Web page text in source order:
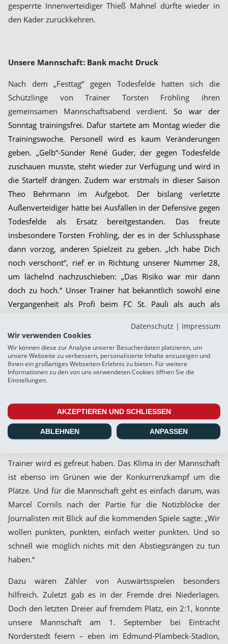
gesperrte Innenverteidiger Thieß Mahnel dürfte wieder in
den Kader zurückkehren.
Unsere Mannschaft: Bank macht Druck
Nach dem „Festtag“ gegen Todesfelde hatten sich die
Schützlinge von Trainer Torsten Fröhling ihren
gemeinsamen Mannschaftsabend verdient. So war der
Sonntag trainingsfrei. Dafür startete am Montag wieder die
Trainingswoche. Personell wird es kaum Veränderungen
geben. „Gelb“-Sünder René Guder, der gegen Todesfelde
zuschauen musste, steht wieder zur Verfügung und wird in
die Startelf drängen. Zudem war erstmals in dieser Saison
Theo Behrmann im Aufgebot. Der bislang verletzte
Außenverteidiger hätte bei Ausfällen in der Defensive gegen
Todesfelde als Ersatz bereitgestanden. Das freute
insbesondere Torsten Fröhling, der es in der Schlussphase
dann vorzog, anderen Spielzeit zu geben. „Ich habe Dich
noch verschont“, rief er in Richtung unserer Nummer 28,
um lächelnd nachzuschieben: „Das Risiko war mir dann
doch zu hoch.“ Unser Trainer hat bekanntlich sowohl eine
Vergangenheit als Profi beim FC St. Pauli als auch als
Theo Behrmann bekam demnach nicht seine ersten
Saisonminuten. Aber die am vergangenen Samstag
eingewechselten Spieler waren allesamt sofort voll im
Geschehen. Der letzte Treffer – eingeleitet von Noel
Alexander Laukart – ging komplett auf deren Konto und
zeigte deutlich, dass Weiche nicht nur eine starke erste Elf
hat. Die Drei – und ebenso Juri Schlingmann und Paul
Trainer wird es gefreut haben. Das Klima in der Mannschaft
ist ebenso im Grünen wie der Konkurrenzkampf um die
Plätze. Und für die Mannschaft geht es einfach darum, was
Marcel Cornils nach der Partie für die Notizblöcke der
Journalisten mit Blick auf die kommenden Spiele sagte: „Wir
wollen punkten, punkten, einfach weiter punkten. Und so
schnell wie möglich nichts mit den Abstiegsrängen zu tun
haben.“
Dazu wären Zähler von Auswärtsspielen besonders
hilfreich. Zuletzt gab es in der Fremde drei Niederlagen.
Doch den letzten Dreier auf fremdem Platz, ein 2:1, konnte
unsere Mannschaft am 1. September bei Eintracht
Norderstedt feiern – eben im Edmund-Plambeck-Stadion,
Datenschutz | Impressum
Wir verwenden Cookies
Wir können diese zur Analyse unserer Besucherdaten platzieren, um
unsere Webseite zu verbessern, personalisierte Inhalte anzuzeigen und
Ihnen ein großartiges Webseiten-Erlebnis zu bieten. Für weitere
Informationen zu den von uns verwendeten Cookies öffnen Sie die
Einstellungen.
AKZEPTIEREN UND SCHLIESSEN
ABLEHNEN ANPASSEN